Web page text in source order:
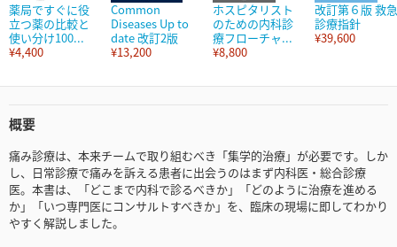
薬局ですぐに役
立つ薬の比較と
使い分け100...
¥4,400
Common
Diseases Up to
date 改訂2版
¥13,200
ホスピタリスト
のための内科診
療フローチャ...
¥8,800
改訂第６版 救急
診療指針
¥39,600
概要
痛み診療は、本来チームで取り組むべき「集学的治療」が必要です。しか
し、日常診療で痛みを訴える患者に出会うのはまず内科医・総合診療
医。本書は、「どこまで内科で診るべきか」「どのように治療を進める
か」「いつ専門医にコンサルトすべきか」を、臨床の現場に即してわかり
やすく解説しました。